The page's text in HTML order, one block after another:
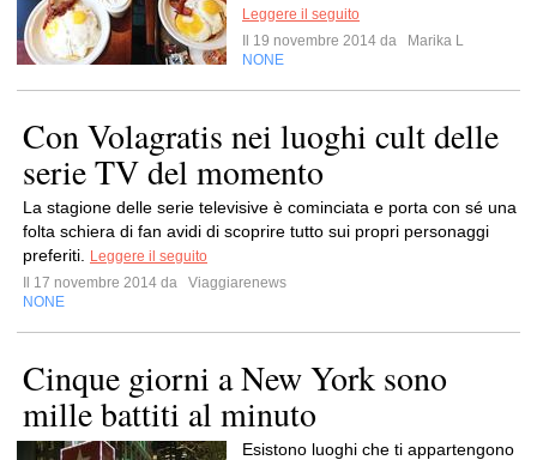
Leggere il seguito
Il 19 novembre 2014 da
Marika L
NONE
Con Volagratis nei luoghi cult delle
serie TV del momento
La stagione delle serie televisive è cominciata e porta con sé una
folta schiera di fan avidi di scoprire tutto sui propri personaggi
preferiti.
Leggere il seguito
Il 17 novembre 2014 da
Viaggiarenews
NONE
Cinque giorni a New York sono
mille battiti al minuto
Esistono luoghi che ti appartengono